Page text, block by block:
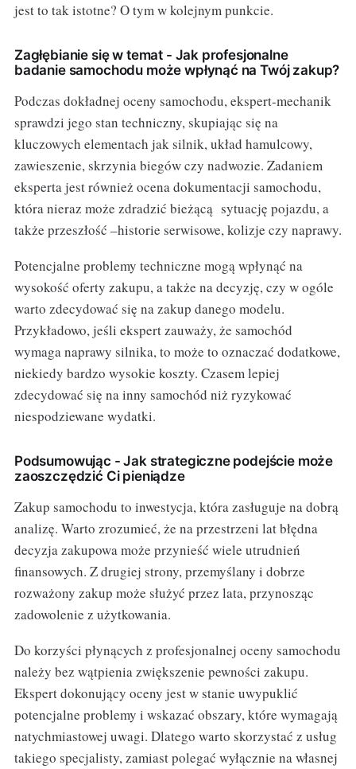
jest to tak istotne? O tym w kolejnym punkcie.
Zagłębianie się w temat - Jak profesjonalne
badanie samochodu może wpłynąć na Twój zakup?
Podczas dokładnej oceny samochodu, ekspert-mechanik
sprawdzi jego stan techniczny, skupiając się na
kluczowych elementach jak silnik, układ hamulcowy,
zawieszenie, skrzynia biegów czy nadwozie. Zadaniem
eksperta jest również ocena dokumentacji samochodu,
która nieraz może zdradzić bieżącą sytuację pojazdu, a
także przeszłość –historie serwisowe, kolizje czy naprawy.
Potencjalne problemy techniczne mogą wpłynąć na
wysokość oferty zakupu, a także na decyzję, czy w ogóle
warto zdecydować się na zakup danego modelu.
Przykładowo, jeśli ekspert zauważy, że samochód
wymaga naprawy silnika, to może to oznaczać dodatkowe,
niekiedy bardzo wysokie koszty. Czasem lepiej
zdecydować się na inny samochód niż ryzykować
niespodziewane wydatki.
Podsumowując - Jak strategiczne podejście może
zaoszczędzić Ci pieniądze
Zakup samochodu to inwestycja, która zasługuje na dobrą
analizę. Warto zrozumieć, że na przestrzeni lat błędna
decyzja zakupowa może przynieść wiele utrudnień
finansowych. Z drugiej strony, przemyślany i dobrze
rozważony zakup może służyć przez lata, przynosząc
zadowolenie z użytkowania.
Do korzyści płynących z profesjonalnej oceny samochodu
należy bez wątpienia zwiększenie pewności zakupu.
Ekspert dokonujący oceny jest w stanie uwypuklić
potencjalne problemy i wskazać obszary, które wymagają
natychmiastowej uwagi. Dlatego warto skorzystać z usług
takiego specjalisty, zamiast polegać wyłącznie na własnej